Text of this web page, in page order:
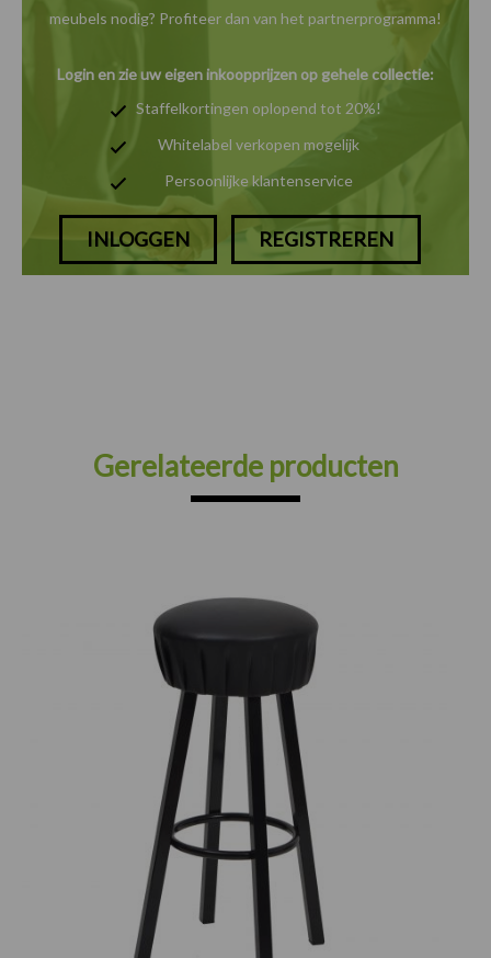
meubels nodig? Profiteer dan van het partnerprogramma!
Login en zie uw eigen inkoopprijzen op gehele collectie:
Staffelkortingen oplopend tot 20%!
Whitelabel verkopen mogelijk
Persoonlijke klantenservice
INLOGGEN REGISTREREN
Gerelateerde producten